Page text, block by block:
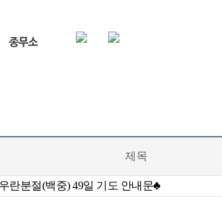
제목
란분절(백중) 49일 기도 안내문♣